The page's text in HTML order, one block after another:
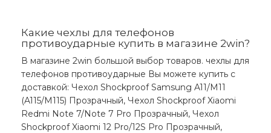
Какие чехлы для телефонов
противоударные купить в магазине 2win?
В магазине 2win большой выбор товаров. чехлы для
телефонов противоударные Вы можете купить с
доставкой: Чехол Shockproof Samsung A11/M11
(A115/M115) Прозрачный, Чехол Shockproof Xiaomi
Redmi Note 7/Note 7 Pro Прозрачный, Чехол
Shockproof Xiaomi 12 Pro/12S Pro Прозрачный,